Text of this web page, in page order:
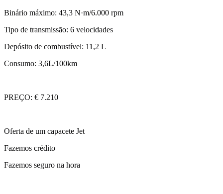
Binário máximo: 43,3 N·m/6.000 rpm
Tipo de transmissão: 6 velocidades
Depósito de combustível: 11,2 L
Consumo: 3,6L/100km
PREÇO: € 7.210
Oferta de um capacete Jet
Fazemos crédito
Fazemos seguro na hora